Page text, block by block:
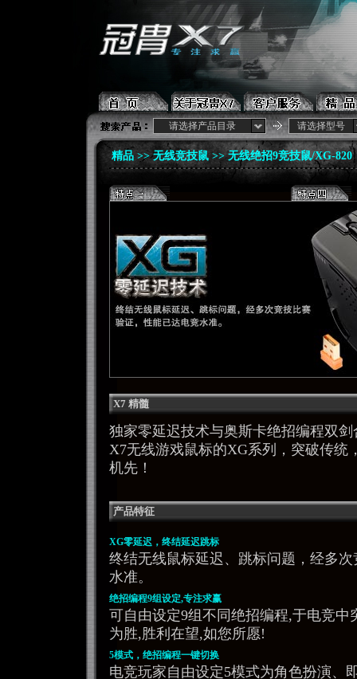
请选择产品目录 请选择型号
精品 >>无线竞技鼠>> 无线绝招9竞技鼠/XG-820
X7 精髓
独家零延迟技术与奥斯卡绝招编程双
X7无线游戏鼠标的XG系列，突破传统
机先！
产品特征
XG零延迟，终结延迟跳标
终结无线鼠标延迟、跳标问题，经多
水准。
绝招编程9组设定,专注求赢
可自由设定9组不同绝招编程,于电竞
为胜,胜利在望,如您所愿!
5模式，绝招编程一键切换
电竞玩家自由设定5模式为角色扮演、